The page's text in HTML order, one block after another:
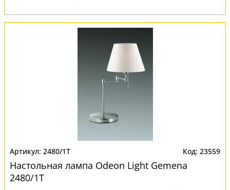
2480/1T 23559
Настольная лампа Odeon Light Gemena
2480/1T